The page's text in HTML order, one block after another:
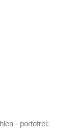
- portofrei: